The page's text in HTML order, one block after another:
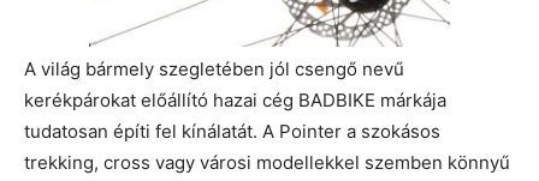
A világ bármely szegletében jól csengő nevű
kerékpárokat előállító hazai cég BADBIKE márkája
tudatosan építi fel kínálatát. A Pointer a szokásos
trekking, cross vagy városi modellekkel szemben könnyű